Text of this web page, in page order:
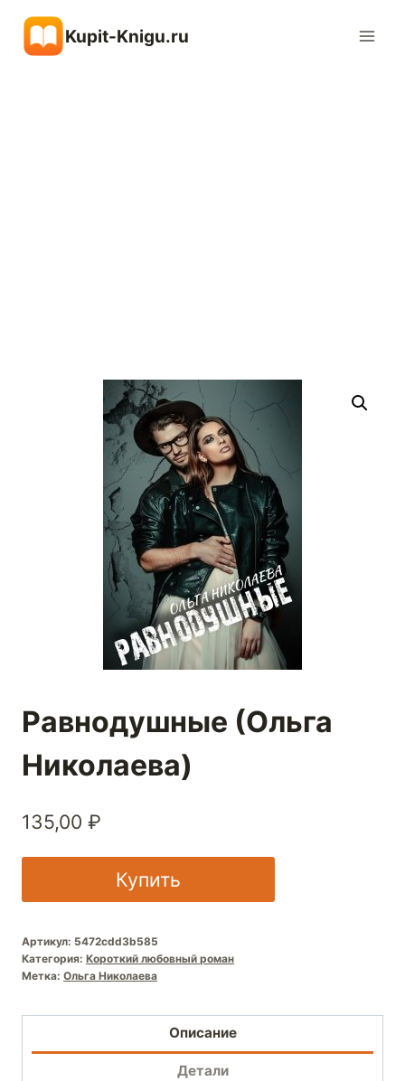
содержимому
Kupit-Knigu.ru
Равнодушные (Ольга
Николаева)
135,00 ₽
Купить
Артикул: 5472cdd3b585
Категория: Короткий любовный роман
Метка: Ольга Николаева
Описание
Детали